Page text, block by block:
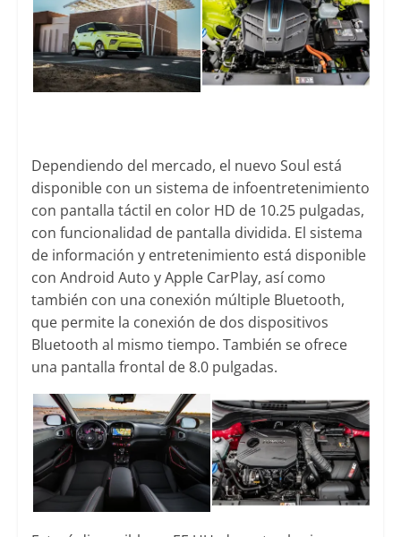
Dependiendo del mercado, el nuevo Soul está
disponible con un sistema de infoentretenimiento
con pantalla táctil en color HD de 10.25 pulgadas,
con funcionalidad de pantalla dividida. El sistema
de información y entretenimiento está disponible
con Android Auto y Apple CarPlay, así como
también con una conexión múltiple Bluetooth,
que permite la conexión de dos dispositivos
Bluetooth al mismo tiempo. También se ofrece
una pantalla frontal de 8.0 pulgadas.